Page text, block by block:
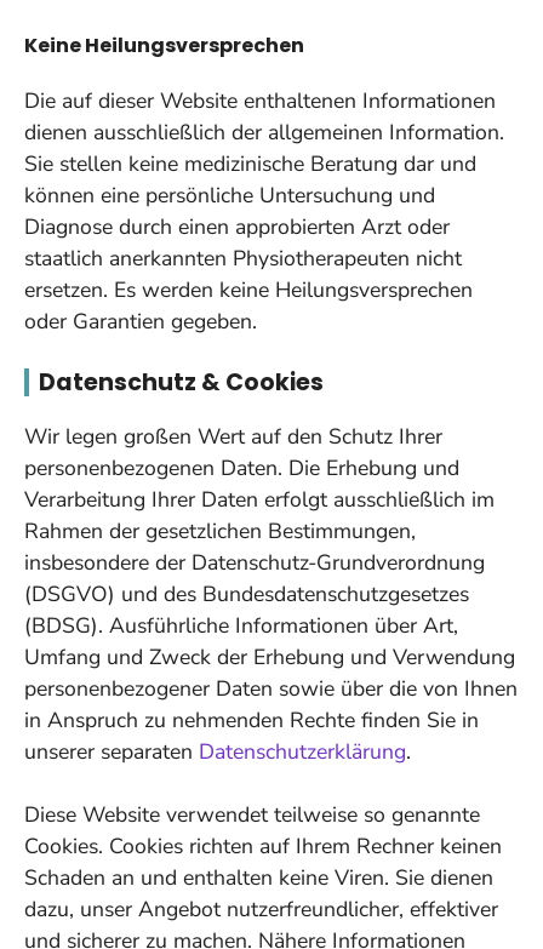
Keine Heilungsversprechen
Die auf dieser Website enthaltenen Informationen
dienen ausschließlich der allgemeinen Information.
Sie stellen keine medizinische Beratung dar und
können eine persönliche Untersuchung und
Diagnose durch einen approbierten Arzt oder
staatlich anerkannten Physiotherapeuten nicht
ersetzen. Es werden keine Heilungsversprechen
oder Garantien gegeben.
Datenschutz & Cookies
Wir legen großen Wert auf den Schutz Ihrer
personenbezogenen Daten. Die Erhebung und
Verarbeitung Ihrer Daten erfolgt ausschließlich im
Rahmen der gesetzlichen Bestimmungen,
insbesondere der Datenschutz-Grundverordnung
(DSGVO) und des Bundesdatenschutzgesetzes
(BDSG). Ausführliche Informationen über Art,
Umfang und Zweck der Erhebung und Verwendung
personenbezogener Daten sowie über die von Ihnen
in Anspruch zu nehmenden Rechte finden Sie in
unserer separaten Datenschutzerklärung.
Diese Website verwendet teilweise so genannte
Cookies. Cookies richten auf Ihrem Rechner keinen
Schaden an und enthalten keine Viren. Sie dienen
dazu, unser Angebot nutzerfreundlicher, effektiver
und sicherer zu machen. Nähere Informationen